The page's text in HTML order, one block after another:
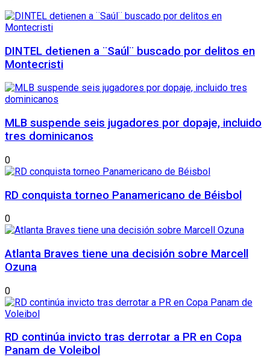
DINTEL detienen a ¨Saúl¨ buscado por delitos en
Montecristi
MLB suspende seis jugadores por dopaje, incluido
tres dominicanos
0
RD conquista torneo Panamericano de Béisbol
0
Atlanta Braves tiene una decisión sobre Marcell
Ozuna
0
RD continúa invicto tras derrotar a PR en Copa
Panam de Voleibol